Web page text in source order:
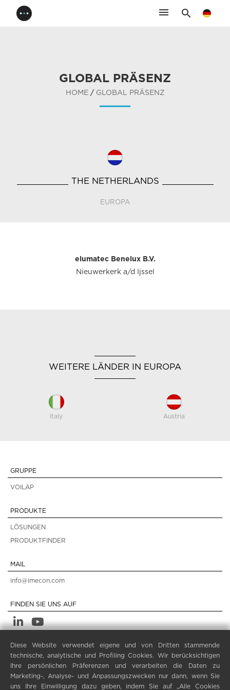
search
menu
GLOBAL PRÄSENZ
HOME/ GLOBAL PRÄSENZ
THE NETHERLANDS
EUROPA
elumatec Benelux B.V.
Nieuwerkerk a/d Ijssel
WEITERE LÄNDER IN EUROPA
Italy Austria
GRUPPE
VOILÀP
PRODUKTE
LÖSUNGEN
PRODUKTFINDER
MAIL
info@imecon.com
FINDEN SIE UNS AUF
LEGALE
PRIVACY POLICY
LEGAL NOTES
Diese Website verwendet eigene und von Dritten stammende
technische, analytische und Profiling Cookies. Wir berücksichtigen
Ihre persönlichen Präferenzen und verarbeiten die Daten zu
Marketing-, Analyse- und Anpassungszwecken nur dann, wenn Sie
uns Ihre Einwilligung dazu geben, indem Sie auf „Alle Cookies